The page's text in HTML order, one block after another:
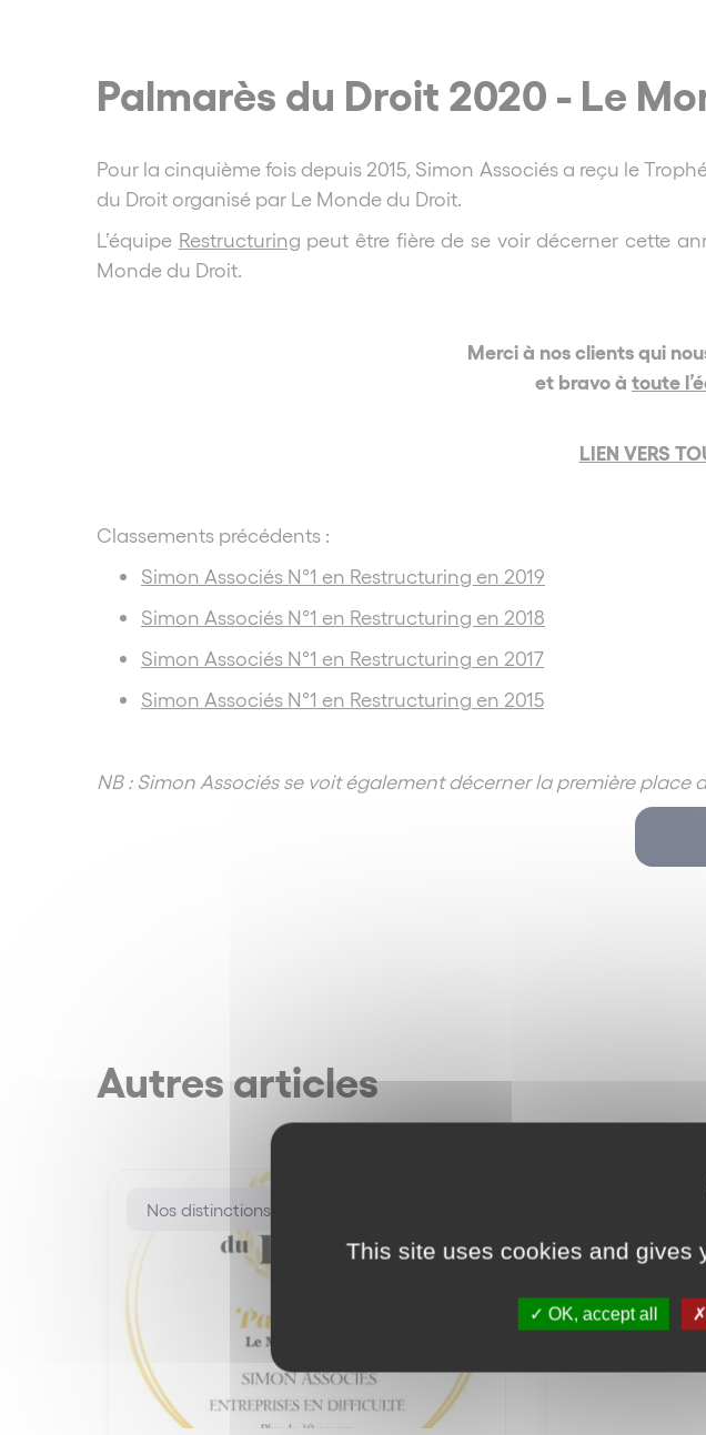
Palmarès du Droit 2020 - Le
Pour la cinquième fois depuis 2015, Simon Associés a reçu le
du Droit organisé par Le Monde du Droit.
L’équipe Restructuring peut être fière de se voir décerner cette
Monde du Droit.
Merci à nos clients qui
et bravo à toute
LIEN VERS
Classements précédents :
Simon Associés N°1 en Restructuring en 2019
Simon Associés N°1 en Restructuring en 2018
Simon Associés N°1 en Restructuring en 2017
Simon Associés N°1 en Restructuring en 2015
NB : Simon Associés se voit également décerner la première
Autres articles
Nos distinctions
This site uses cookies and gives
OK, accept all